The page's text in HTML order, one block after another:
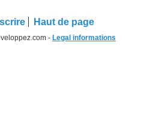
Haut de page
- Legal informations